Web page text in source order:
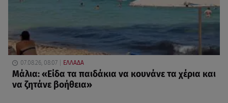
07.08.26, 08:07 ΕΛΛΑΔΑ
Μάλια: «Είδα τα παιδάκια να κουνάνε τα χέρια και
να ζητάνε βοήθεια»